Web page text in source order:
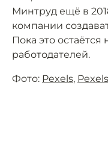
Минтруд ещё в
компании
Пока это остаётся
работодателей.
Фото: Pexels,